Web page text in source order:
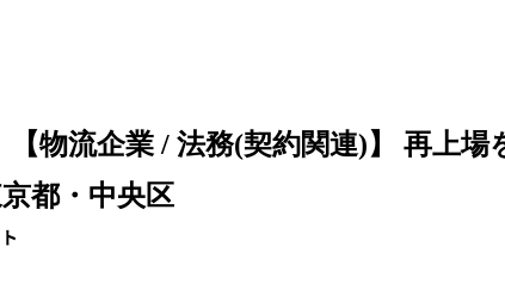
【物流企業 / 法務(契約関連)】 再上場
都・中央区